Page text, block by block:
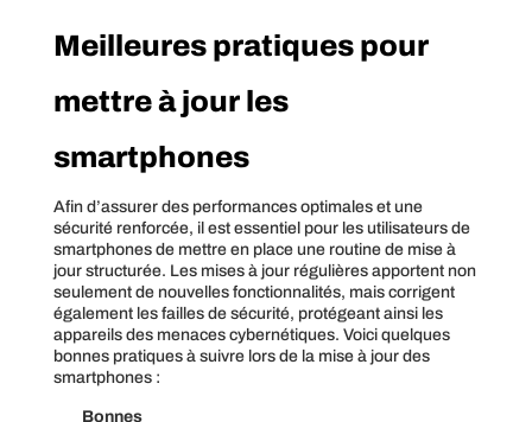
Meilleures pratiques pour
mettre à jour les
smartphones
Afin d’assurer des performances optimales et une
sécurité renforcée, il est essentiel pour les utilisateurs de
smartphones de mettre en place une routine de mise à
jour structurée. Les mises à jour régulières apportent non
seulement de nouvelles fonctionnalités, mais corrigent
également les failles de sécurité, protégeant ainsi les
appareils des menaces cybernétiques. Voici quelques
bonnes pratiques à suivre lors de la mise à jour des
smartphones :
Bonnes